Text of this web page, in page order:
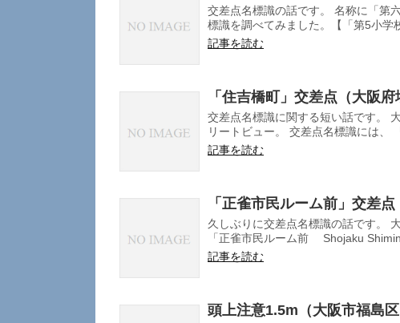
交差点名標識の話です。 名称に「第
標識を調べてみました。【「第5小学
記事を読む
「住吉橋町」交差点（大阪府
交差点名標識に関する短い話です。
リートビュー。 交差点名標識には、
記事を読む
「正雀市民ルーム前」交差点
久しぶりに交差点名標識の話です。
「正雀市民ルーム前 Shojaku
記事を読む
頭上注意1.5m（大阪市福島区